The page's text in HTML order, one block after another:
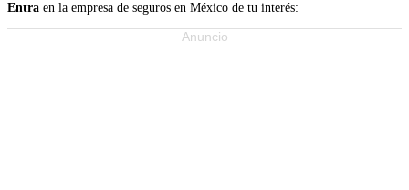
Entra en la empresa de seguros en México de tu interés:
Anuncio